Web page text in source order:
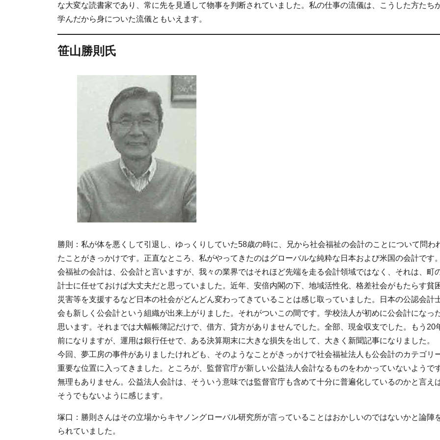
な大変な読書家であり、常に先を見通して物事を判断されていました。私の仕事の流儀は、こうした方たち
学んだから身についた流儀ともいえます。
笹山勝則氏
勝則：私が体を悪くして引退し、ゆっくりしていた58歳の時に、兄から社会福祉の会計のことについて問わ
たことがきっかけです。正直なところ、私がやってきたのはグローバルな純粋な日本および米国の会計です
会福祉の会計は、公会計と言いますが、我々の業界ではそれほど先端を走る会計領域ではなく、それは、町
計士に任せておけば大丈夫だと思っていました。近年、安倍内閣の下、地域活性化、格差社会がもたらす貧
災害等を支援するなど日本の社会がどんどん変わってきていることは感じ取っていました。日本の公認会計
会も新しく公会計という組織が出来上がりました。それがついこの間です。学校法人が初めに公会計になっ
思います。それまでは大幅帳簿記だけで、借方、貸方がありませんでした。全部、現金収支でした。もう20
前になりますが、運用は銀行任せで、ある決算期末に大きな損失を出して、大きく新聞記事になりました。
今回、夢工房の事件がありましたけれども、そのようなことがきっかけで社会福祉法人も公会計のカテゴリ
重要な位置に入ってきました。ところが、監督官庁が新しい公益法人会計なるものをわかっていないようで
無理もありません。公益法人会計は、そういう意味では監督官庁も含めて十分に普遍化しているのかと言え
そうでもないように感じます。
塚口：勝則さんはその立場からキヤノングローバル研究所が言っていることはおかしいのではないかと論陣
られていました。